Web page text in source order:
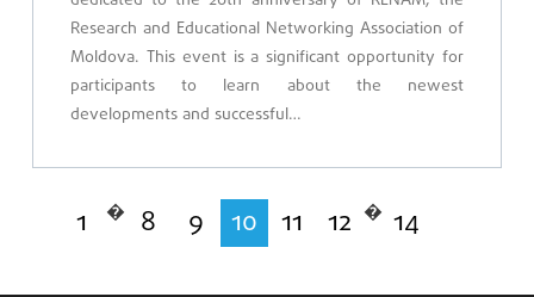
Research and Educational Networking Association of
Moldova. This event is a significant opportunity for
participants to learn about the newest
developments and successful…
1 � 8 9 10 11 12 � 14